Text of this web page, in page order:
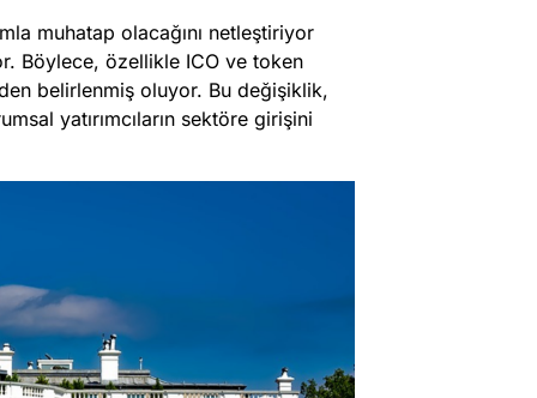
muhatap olacağını netleştiriyor
Böylece, özellikle ICO ve token
belirlenmiş oluyor. Bu değişiklik,
yatırımcıların sektöre girişini